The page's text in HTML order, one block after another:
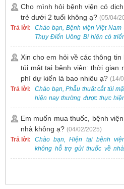
viện Việt Nam - Thụy Điển Uông
Bí, chúng tôi cung cấp các dịch
vụ thăm khám và xét nghiệm
chuyên sâu để phát hiện sớm
HPV và tầm soát ung thư cổ
Cho mình hỏi bệnh viện có
trẻ dưới 2 tuổi không ạ? (05/04/
Trả lời:
Chào bạn, Bệnh viện Việt Nam
Thụy Điển Uông Bí hiện có
khai dịch vụ tiêm vắc-xin cho
dưới 2 tuổi.
Xin cho em hỏi về các thông
túi mật tại bệnh viện: thời gian
phí dự kiến là bao nhiêu ạ? (14/
Trả lời:
Chào bạn, Phẫu thuật cắt túi
hiện nay thường được thực
bằng phương pháp nội soi,
là một kỹ thuật ít xâm lấn, an toàn
và phổ biến.
Em muốn mua thuốc, bệnh
nhà không ạ? (04/02/2025)
Trả lời:
Chào bạn, Hiện tại bệnh
không hỗ trợ gửi thuốc về nhà.
Việc cấp phát thuốc tại bệnh
trực tiếp.